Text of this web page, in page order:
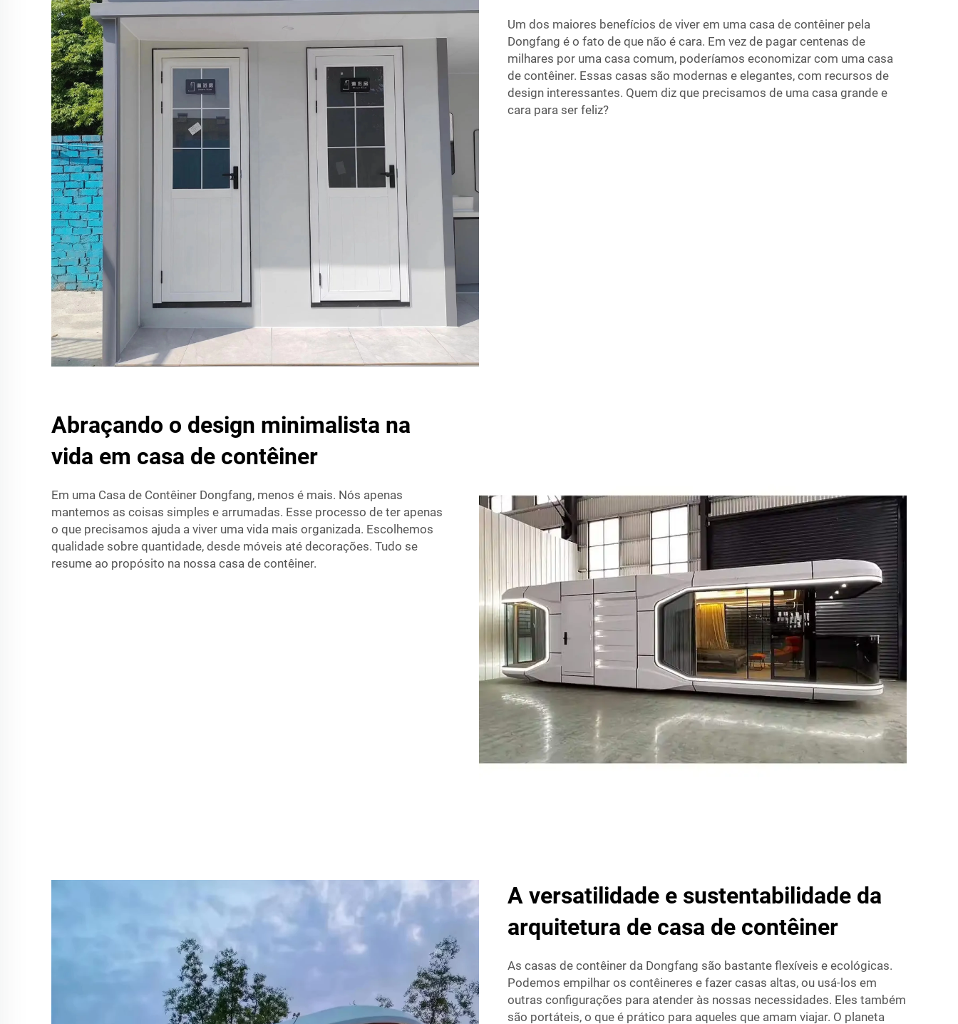
Um dos maiores benefícios de viver em uma casa de contêiner pela
Dongfang é o fato de que não é cara. Em vez de pagar centenas de
milhares por uma casa comum, poderíamos economizar com uma casa
de contêiner. Essas casas são modernas e elegantes, com recursos de
design interessantes. Quem diz que precisamos de uma casa grande e
cara para ser feliz?
Abraçando o design minimalista na
vida em casa de contêiner
Em uma Casa de Contêiner Dongfang, menos é mais. Nós apenas
mantemos as coisas simples e arrumadas. Esse processo de ter apenas
o que precisamos ajuda a viver uma vida mais organizada. Escolhemos
qualidade sobre quantidade, desde móveis até decorações. Tudo se
resume ao propósito na nossa casa de contêiner.
A versatilidade e sustentabilidade da
arquitetura de casa de contêiner
As casas de contêiner da Dongfang são bastante flexíveis e ecológicas.
Podemos empilhar os contêineres e fazer casas altas, ou usá-los em
outras configurações para atender às nossas necessidades. Eles também
são portáteis, o que é prático para aqueles que amam viajar. O planeta